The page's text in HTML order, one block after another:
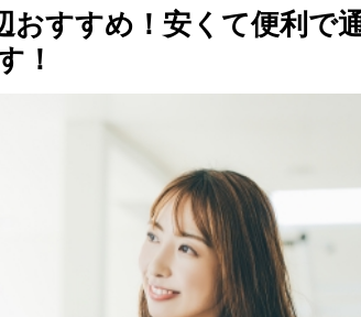
おすすめ！安くて便利で
！